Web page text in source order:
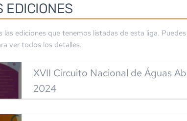
EDICIONES
las ediciones que tenemos listadas de esta liga.
ver todos los detalles.
XVII Circuito Nacional de Águas
2024